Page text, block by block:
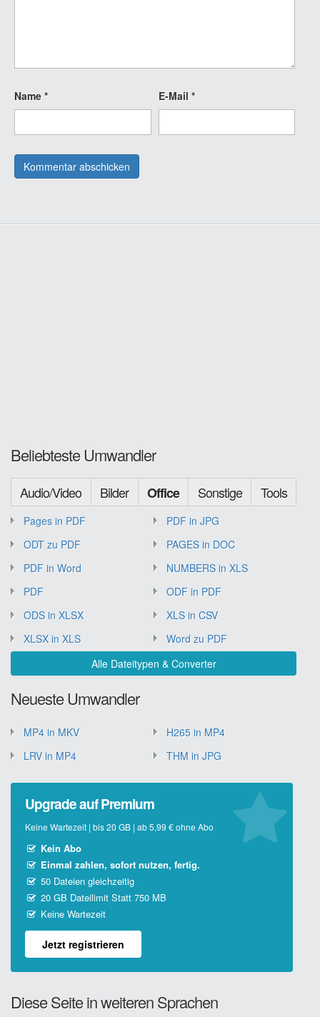
Name * E-Mail *
Beliebteste Umwandler
Audio/Video Bilder Office Sonstige Tools
Pages in PDF
PDF in JPG
ODT zu PDF
PAGES in DOC
PDF in Word
NUMBERS in XLS
PDF
ODF in PDF
ODS in XLSX
XLS in CSV
XLSX in XLS
Word zu PDF
Alle Dateitypen & Converter
Neueste Umwandler
MP4 in MKV
H265 in MP4
LRV in MP4
THM in JPG
Upgrade auf Premium
Keine Wartezeit | bis 20 GB | ab 5,99 € ohne Abo
Kein Abo
Einmal zahlen, sofort nutzen, fertig.
50 Dateien gleichzeitig
20 GB Dateilimit Statt 750 MB
Keine Wartezeit
Jetzt registrieren
Diese Seite in weiteren Sprachen